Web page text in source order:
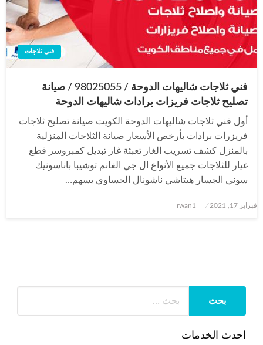
فني ثلاجات
فني ثلاجات شاليهات الدوحة / 98025055 / صيانة
تصليح ثلاجات فريزات برادات شاليهات الدوحة
أول فني ثلاجات شاليهات الدوحة الكويت صيانة تصليح ثلاجات
فريزرات برادات بأرخص الأسعار صيانة الثلاجات المنزلية
بالمنزل كشف تسريب الغاز تعبئة غاز تبديل كمبروسر قطع
غيار للثلاجات جميع الأنواع ال جي الغانم توشيبا باناسونيك
سوني الجسار هيتاشي ناشونال الحساوي يسهم…
نُشر
فبراير 17, 2021 rwan1
احدث الخدمات